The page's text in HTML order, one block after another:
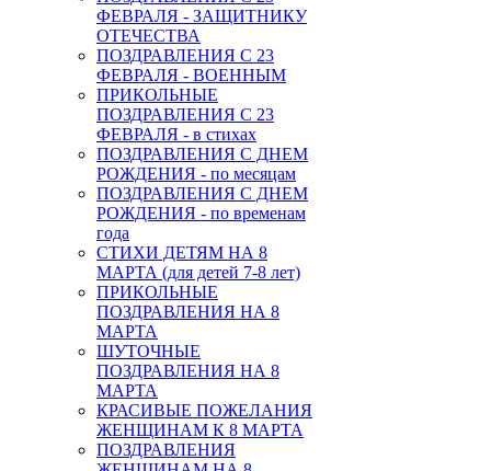
ФЕВРАЛЯ - ЗАЩИТНИКУ
ОТЕЧЕСТВА
ПОЗДРАВЛЕНИЯ С 23
ФЕВРАЛЯ - ВОЕННЫМ
ПРИКОЛЬНЫЕ
ПОЗДРАВЛЕНИЯ С 23
ФЕВРАЛЯ - в стихах
ПОЗДРАВЛЕНИЯ С ДНЕМ
РОЖДЕНИЯ - по месяцам
ПОЗДРАВЛЕНИЯ С ДНЕМ
РОЖДЕНИЯ - по временам
года
СТИХИ ДЕТЯМ НА 8
МАРТА (для детей 7-8 лет)
ПРИКОЛЬНЫЕ
ПОЗДРАВЛЕНИЯ НА 8
МАРТА
ШУТОЧНЫЕ
ПОЗДРАВЛЕНИЯ НА 8
МАРТА
КРАСИВЫЕ ПОЖЕЛАНИЯ
ЖЕНЩИНАМ К 8 МАРТА
ПОЗДРАВЛЕНИЯ